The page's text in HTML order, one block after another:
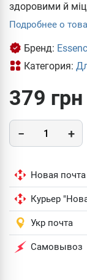
здоровими й
Подробнее о
Бренд:
Категория:
379 грн
Новая почта
Курьер
Укр почта
Самовывоз